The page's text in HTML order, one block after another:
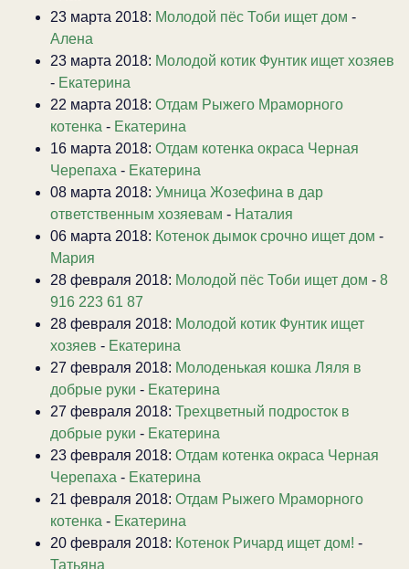
23 марта 2018: Молодой пёс Тоби ищет дом -
Алена
23 марта 2018: Молодой котик Фунтик ищет хозяев
- Екатерина
22 марта 2018: Отдам Рыжего Мраморного
котенка - Екатерина
16 марта 2018: Отдам котенка окраса Черная
Черепаха - Екатерина
08 марта 2018: Умница Жозефина в дар
ответственным хозяевам - Наталия
06 марта 2018: Котенок дымок срочно ищет дом -
Мария
28 февраля 2018: Молодой пёс Тоби ищет дом - 8
916 223 61 87
28 февраля 2018: Молодой котик Фунтик ищет
хозяев - Екатерина
27 февраля 2018: Молоденькая кошка Ляля в
добрые руки - Екатерина
27 февраля 2018: Трехцветный подросток в
добрые руки - Екатерина
23 февраля 2018: Отдам котенка окраса Черная
Черепаха - Екатерина
21 февраля 2018: Отдам Рыжего Мраморного
котенка - Екатерина
20 февраля 2018: Котенок Ричард ищет дом! -
Татьяна